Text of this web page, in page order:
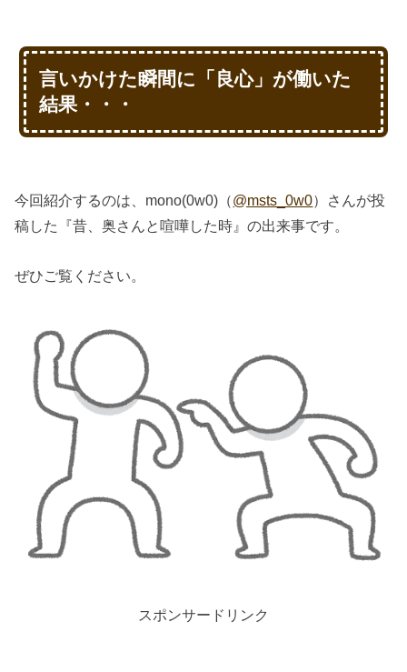
言いかけた瞬間に「良心」が働いた
結果・・・
今回紹介するのは、mono(0w0)（@msts_0w0）さんが投
稿した『昔、奥さんと喧嘩した時』の出来事です。
ぜひご覧ください。
スポンサードリンク